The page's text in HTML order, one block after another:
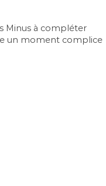
Minus à compléter
un moment complice